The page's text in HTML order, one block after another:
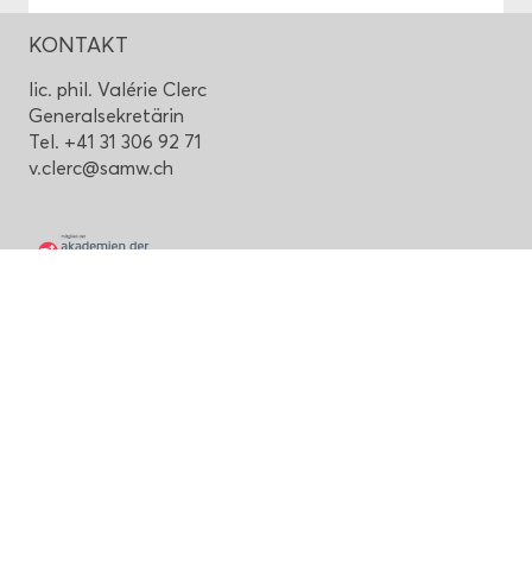
KON­TAKT
lic. phil. Valérie Clerc
Ge­ne­ral­se­kre­tä­rin
Tel. +41 31 306 92 71
v.clerc@samw.ch